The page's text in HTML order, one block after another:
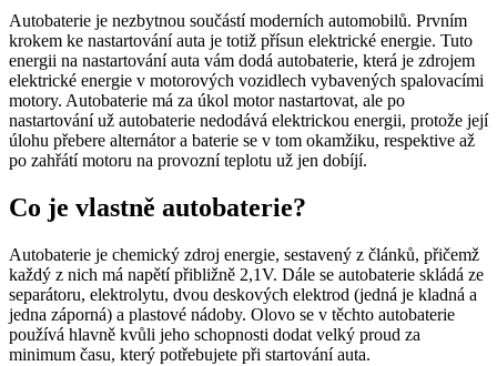
Autobaterie je nezbytnou součástí moderních automobilů. Prvním
krokem ke nastartování auta je totiž přísun elektrické energie. Tuto
energii na nastartování auta vám dodá autobaterie, která je zdrojem
elektrické energie v motorových vozidlech vybavených spalovacími
motory. Autobaterie má za úkol motor nastartovat, ale po
nastartování už autobaterie nedodává elektrickou energii, protože její
úlohu přebere alternátor a baterie se v tom okamžiku, respektive až
po zahřátí motoru na provozní teplotu už jen dobíjí.
Co je vlastně autobaterie?
Autobaterie je chemický zdroj energie, sestavený z článků, přičemž
každý z nich má napětí přibližně 2,1V. Dále se autobaterie skládá ze
separátoru, elektrolytu, dvou deskových elektrod (jedná je kladná a
jedna záporná) a plastové nádoby. Olovo se v těchto autobaterie
používá hlavně kvůli jeho schopnosti dodat velký proud za
minimum času, který potřebujete při startování auta.